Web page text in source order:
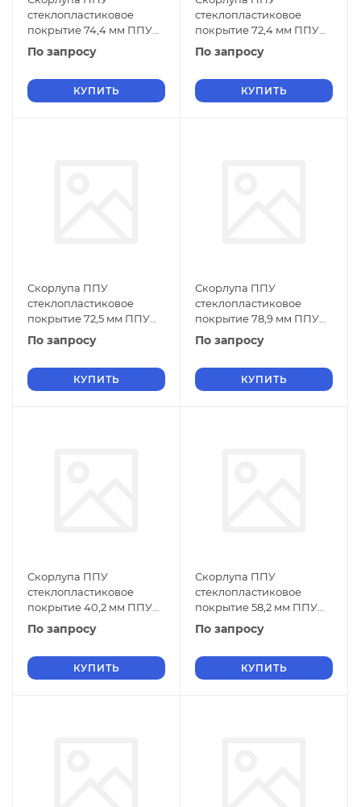
стеклопластиковое
покрытие 74,4 мм ППУ
ТУ 5768-019-01297858-01
По запросу
КУПИТЬ
стеклопластиковое
покрытие 72,4 мм ППУ
ТУ 5768-019-01297858-01
По запросу
КУПИТЬ
Скорлупа ППУ
стеклопластиковое
покрытие 72,5 мм ППУ
ТУ 5768-019-01297858-01
По запросу
КУПИТЬ
Скорлупа ППУ
стеклопластиковое
покрытие 78,9 мм ППУ
ТУ 5768-019-01297858-01
По запросу
КУПИТЬ
Скорлупа ППУ
стеклопластиковое
покрытие 40,2 мм ППУ
ТУ 5768-019-01297858-01
По запросу
КУПИТЬ
Скорлупа ППУ
стеклопластиковое
покрытие 58,2 мм ППУ
ТУ 5768-019-01297858-01
По запросу
КУПИТЬ